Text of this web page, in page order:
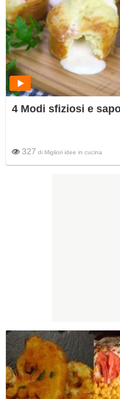
4 Modi sfiziosi e
327 di Migliori idee in cucina